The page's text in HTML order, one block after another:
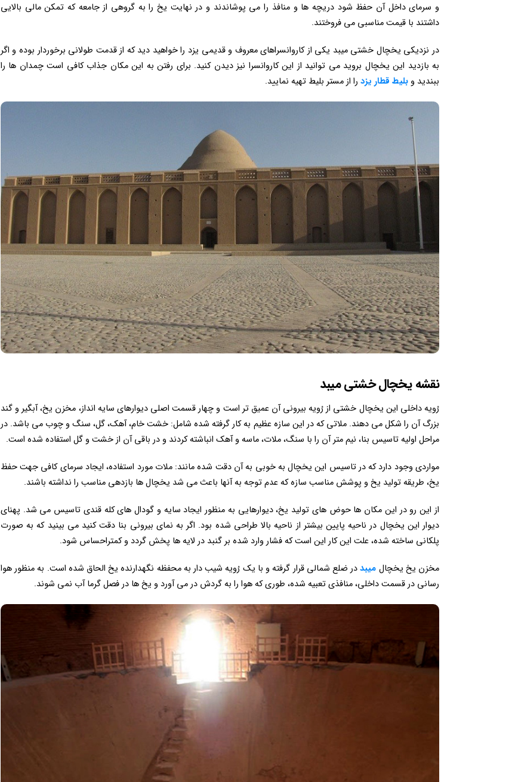
و سرمای داخل آن حفظ شود دریچه ها و منافذ را می پوشاندند و در نهایت یخ را به گروهی از جامعه که تمکن مالی بالایی
داشتند با قیمت مناسبی می فروختند.
در نزدیکی یخچال خشتی میبد یکی از کاروانسراهای معروف و قدیمی یزد را خواهید دید که از قدمت طولانی برخوردار بوده و اگر
به بازدید این یخچال بروید می توانید از این کاروانسرا نیز دیدن کنید. برای رفتن به این مکان جذاب کافی است چمدان ها را
ببندید و بلیط قطار یزد را از مستر بلیط تهیه نمایید.
نقشه یخچال خشتی میبد
رُویه داخلی این یخچال خشتی از رُویه بیرونی آن عمیق تر است و چهار قسمت اصلی دیوارهای سایه انداز، مخزن یخ، آبگیر و گند
بزرگ آن را شکل می دهند. ملاتی که در این سازه عظیم به کار گرفته شده شامل: خشت خام، آهک، گل، سنگ و چوب می باشد. در
مراحل اولیه تاسیس بنا، نیم متر آن را با سنگ، ملات، ماسه و آهک انباشته کردند و در باقی آن از خشت و گل استفاده شده است.
مواردی وجود دارد که در تاسیس این یخچال به خوبی به آن دقت شده مانند: ملات مورد استفاده، ایجاد سرمای کافی جهت حفظ
یخ، طریقه تولید یخ و پوشش مناسب سازه که عدم توجه به آنها باعث می شد یخچال ها بازدهی مناسب را نداشته باشند.
از این رو در این مکان ها حوض های تولید یخ، دیوارهایی به منظور ایجاد سایه و گودال های کله قندی تاسیس می شد. پهنای
دیوار این یخچال در ناحیه پایین بیشتر از ناحیه بالا طراحی شده بود. اگر به نمای بیرونی بنا دقت کنید می بینید که به صورت
پلکانی ساخته شده، علت این کار این است که فشار وارد شده بر گنبد در لایه ها پخش گردد و کمتراحساس شود.
مخزن یخ یخچال میبددر ضلع شمالی قرار گرفته و با یک رُویه شیب دار به محفظه نگهدارنده یخ الحاق شده است. به منظور هوا
رسانی در قسمت داخلی، منافذی تعبیه شده، طوری که هوا را به گردش در می آورد و یخ ها در فصل گرما آب نمی شوند.